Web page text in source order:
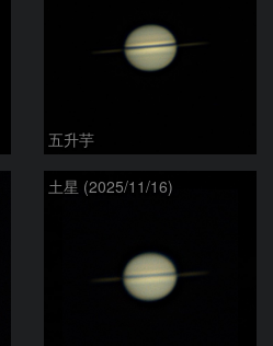
五升芋
土星 (2025/11/16)